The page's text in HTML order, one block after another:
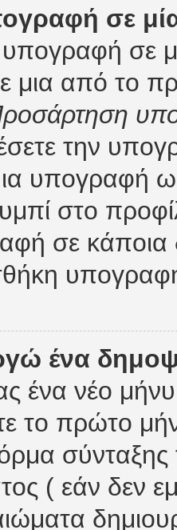
σε
υπογραφή σε
μια από το
την
υπογραφή
στο
σε κάποια
ένα
ένα νέο
το πρώτο
σύνταξης
( εάν δεν